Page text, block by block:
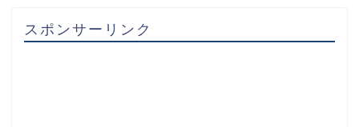
スポンサーリンク